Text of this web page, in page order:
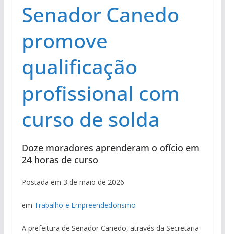
Senador Canedo
promove
qualificação
profissional com
curso de solda
Doze moradores aprenderam o ofício em
24 horas de curso
Postada em 3 de maio de 2026
em Trabalho e Empreendedorismo
A prefeitura de Senador Canedo, através da Secretaria